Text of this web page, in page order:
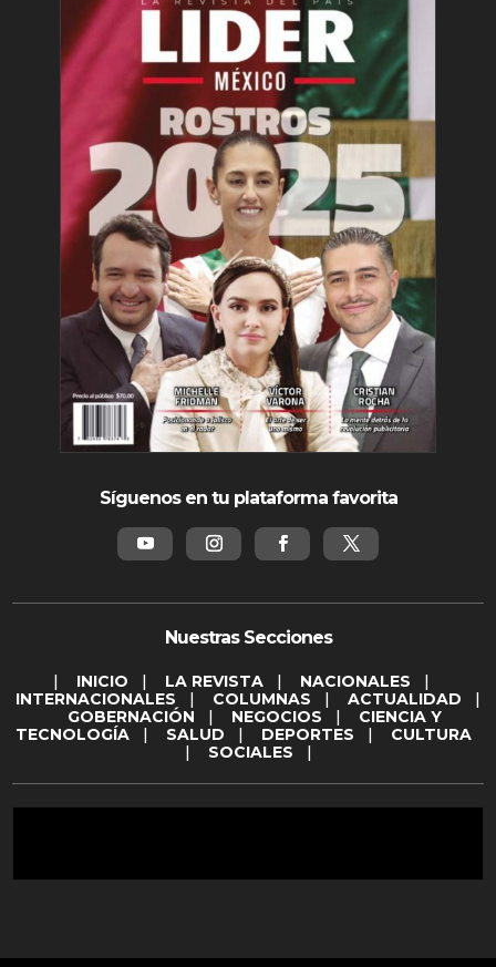
Síguenos en tu plataforma favorita
Nuestras Secciones
| INICIO | LA REVISTA | NACIONALES |
INTERNACIONALES | COLUMNAS | ACTUALIDAD |
GOBERNACIÓN | NEGOCIOS | CIENCIA Y
TECNOLOGÍA | SALUD | DEPORTES | CULTURA
| SOCIALES |